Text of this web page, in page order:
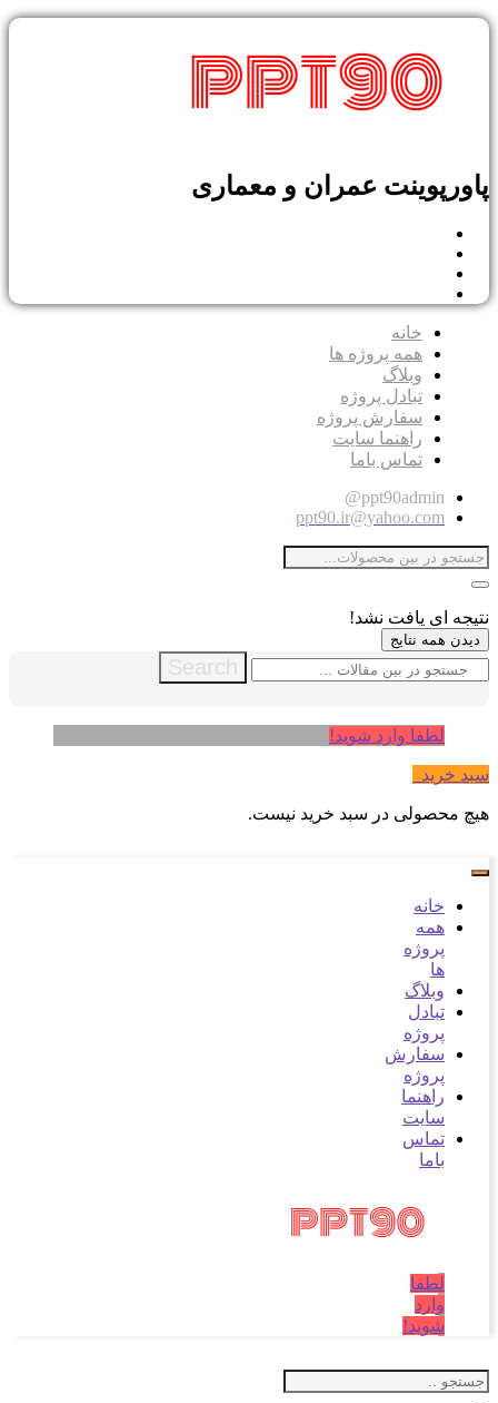
پاورپوینت عمران و معماری
خانه
همه پروژه ها
وبلاگ
تبادل پروژه
سفارش پروژه
راهنما سایت
تماس باما
ppt90admin@
ppt90.ir@yahoo.com
نتیجه ای یافت نشد!
دیدن همه نتایج
Search
لطفا وارد شوید!
سبد خرید
هیچ محصولی در سبد خرید نیست.
خانه
همه
پروژه
ها
وبلاگ
تبادل
پروژه
سفارش
پروژه
راهنما
سایت
تماس
باما
لطفا
وارد
شوید!